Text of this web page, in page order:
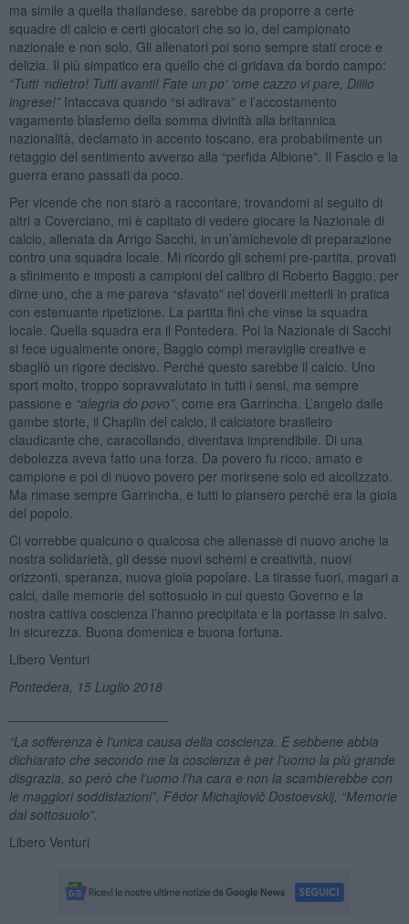
ma simile a quella thailandese, sarebbe da proporre a certe
squadre di calcio e certi giocatori che so io, del campionato
nazionale e non solo. Gli allenatori poi sono sempre stati croce e
delizia. Il più simpatico era quello che ci gridava da bordo campo:
“Tutti ‘ndietro! Tutti avanti! Fate un po’ ‘ome cazzo vi pare, Diiiio
ingrese!” Intaccava quando “si adirava” e l’accostamento
vagamente blasfemo della somma divinità alla britannica
nazionalità, declamato in accento toscano, era probabilmente un
retaggio del sentimento avverso alla “perfida Albione”. Il Fascio e la
guerra erano passati da poco.
Per vicende che non starò a raccontare, trovandomi al seguito di
altri a Coverciano, mi è capitato di vedere giocare la Nazionale di
calcio, allenata da Arrigo Sacchi, in un’amichevole di preparazione
contro una squadra locale. Mi ricordo gli schemi pre-partita, provati
a sfinimento e imposti a campioni del calibro di Roberto Baggio, per
dirne uno, che a me pareva “sfavato” nel doverli metterli in pratica
con estenuante ripetizione. La partita finì che vinse la squadra
locale. Quella squadra era il Pontedera. Poi la Nazionale di Sacchi
si fece ugualmente onore, Baggio compì meraviglie creative e
sbagliò un rigore decisivo. Perché questo sarebbe il calcio. Uno
sport molto, troppo sopravvalutato in tutti i sensi, ma sempre
passione e “alegria do povo”, come era Garrincha. L’angelo dalle
gambe storte, il Chaplin del calcio, il calciatore brasileiro
claudicante che, caracollando, diventava imprendibile. Di una
debolezza aveva fatto una forza. Da povero fu ricco, amato e
campione e poi di nuovo povero per morirsene solo ed alcolizzato.
Ma rimase sempre Garrincha, e tutti lo piansero perché era la gioia
del popolo.
Ci vorrebbe qualcuno o qualcosa che allenasse di nuovo anche la
nostra solidarietà, gli desse nuovi schemi e creatività, nuovi
orizzonti, speranza, nuova gioia popolare. La tirasse fuori, magari a
calci, dalle memorie del sottosuolo in cui questo Governo e la
nostra cattiva coscienza l’hanno precipitata e la portasse in salvo.
In sicurezza. Buona domenica e buona fortuna.
Libero Venturi
Pontedera, 15 Luglio 2018
“La sofferenza è l’unica causa della coscienza. E sebbene abbia
dichiarato che secondo me la coscienza è per l’uomo la più grande
disgrazia, so però che l’uomo l’ha cara e non la scambierebbe con
le maggiori soddisfazioni”. Fëdor Michajlovič Dostoevskij, “Memorie
dal sottosuolo”.
Libero Venturi